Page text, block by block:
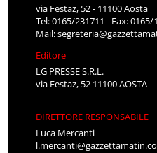
via Festaz, 52 - 11100 Aosta
Tel: 0165/231711 - Fax: 0165/
Mail:
Editore
LG PRESSE S.R.L.
via Festaz, 52 11100 AOSTA
DIRETTORE RESPONSABILE
Luca Mercanti